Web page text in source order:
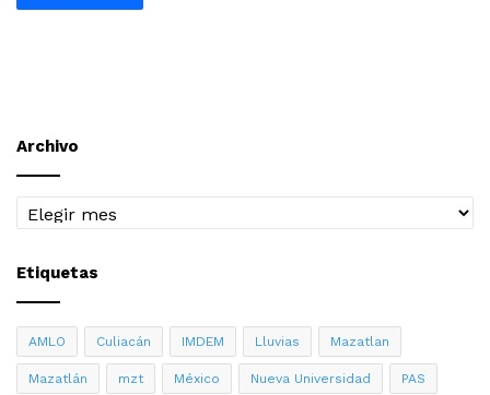
Archivo
Archivo
Etiquetas
AMLO Culiacán IMDEM Lluvias Mazatlan
Mazatlán mzt México Nueva Universidad PAS